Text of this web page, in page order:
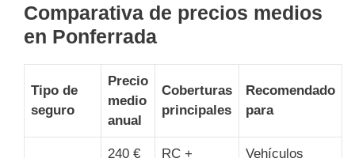
Comparativa de precios medios
en Ponferrada
Tipo de
seguro
Precio
medio
anual
Coberturas
principales
Recomendado
para
240 €
RC +
Vehículos